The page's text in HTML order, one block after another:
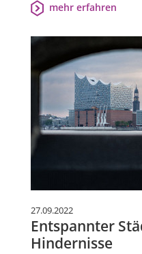
mehr erfahren
27.09.2022
Entspannter
Hindernisse